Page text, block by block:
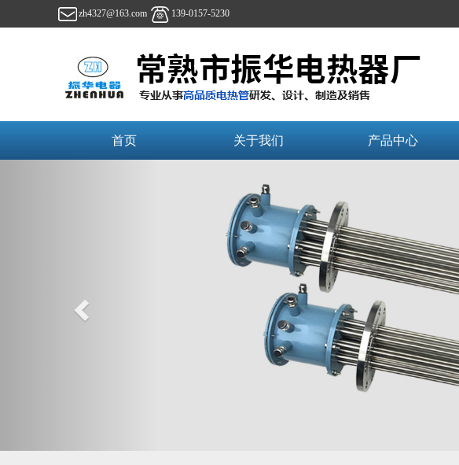
zh4327@163.com 139-0157-5230
首页 关于我们 产品中心